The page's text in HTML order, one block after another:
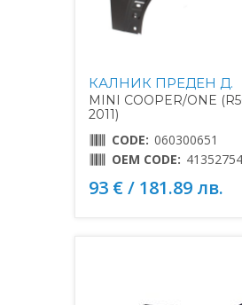
КАЛНИК ПРЕДЕН Д.
MINI COOPER/ONE
2011)
CODE: 060300651
OEM CODE:
93 € / 181.89 лв.